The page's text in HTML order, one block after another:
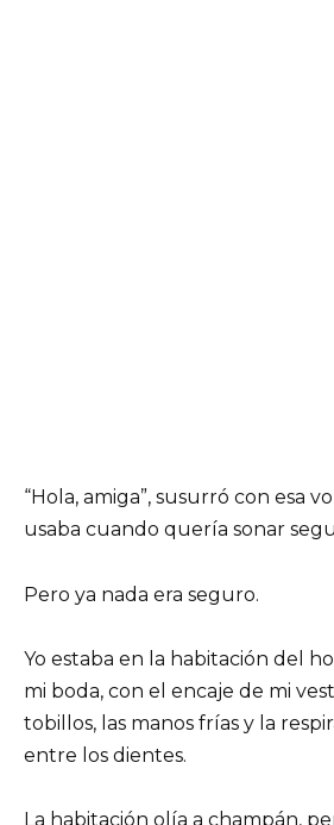
“Hola, amiga”, susurró con esa
usaba cuando quería sonar
Pero ya nada era seguro.
Yo estaba en la habitación del
mi boda, con el encaje de mi
tobillos, las manos frías y la
entre los dientes.
La habitación olía a champán,